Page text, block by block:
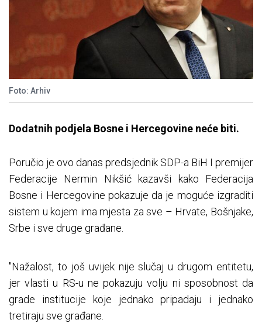
Foto: Arhiv
Dodatnih podjela Bosne i Hercegovine neće biti.
Poručio je ovo danas predsjednik SDP-a BiH I premijer
Federacije Nermin Nikšić kazavši kako Federacija
Bosne i Hercegovine pokazuje da je moguće izgraditi
sistem u kojem ima mjesta za sve – Hrvate, Bošnjake,
Srbe i sve druge građane.
"Nažalost, to još uvijek nije slučaj u drugom entitetu,
jer vlasti u RS-u ne pokazuju volju ni sposobnost da
grade institucije koje jednako pripadaju i jednako
tretiraju sve građane.